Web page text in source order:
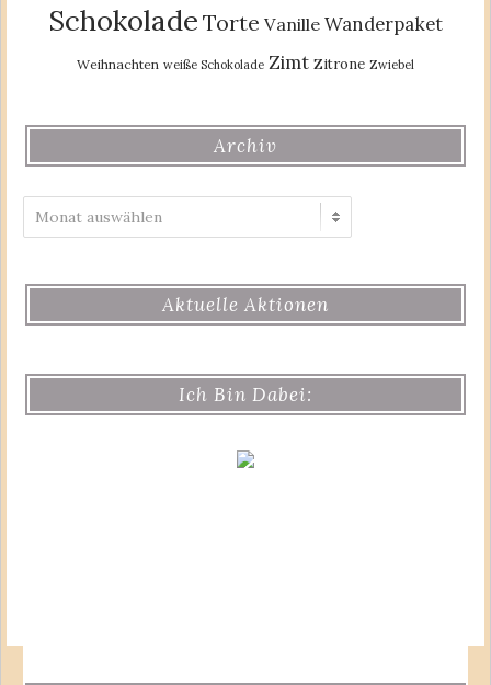
Schokolade Torte Vanille Wanderpaket
Weihnachten weiße Schokolade Zimt Zitrone Zwiebel
Archiv
Aktuelle Aktionen
Ich Bin Dabei: